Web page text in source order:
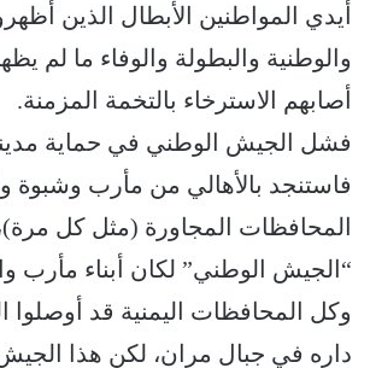
أيدي المواطنين الأبطال الذين
والوطنية والبطولة والوفاء ما لم
أصابهم الاسترخاء بالتخمة المزمنة.
فشل الجيش الوطني في حماية
فاستنجد بالأهالي من مأرب وشبوة
المحافظات المجاورة (مثل كل مرة)،
“الجيش الوطني” لكان أبناء مأرب
وكل المحافظات اليمنية قد أوصلوا
داره في جبال مران، لكن هذا